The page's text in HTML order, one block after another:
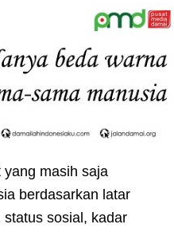
yang masih saja
berdasarkan latar
status sosial, kadar